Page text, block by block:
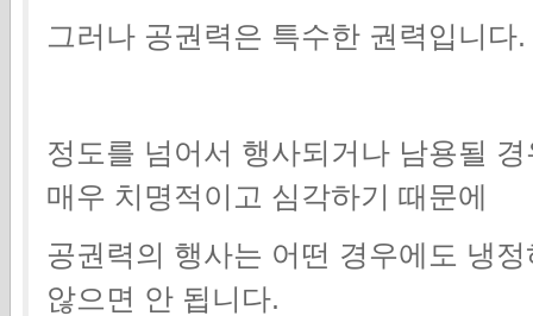
그러나 공권력은 특수한 권력입니다.
정도를 넘어서 행사되거나 남용될
매우 치명적이고 심각하기 때문에
공권력의 행사는 어떤 경우에도 냉
않으면 안 됩니다.